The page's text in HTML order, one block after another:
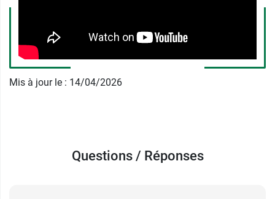
Par ailleurs, il est conseillé de ne pas prolonger
le traitement si apparaît une intolérance
digestive.
Solacy adulte présente des contre-indications. Il
ne doit pas être utilisé en cas d'allergie à l'un de
Mis à jour le : 14/04/2026
Questions / Réponses